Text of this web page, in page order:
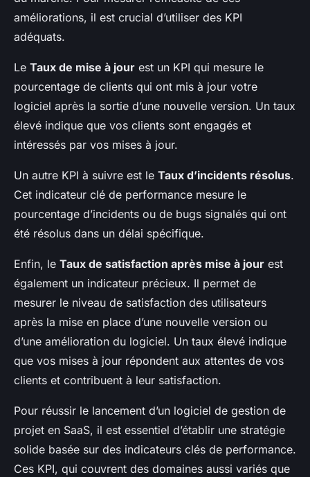
améliorations, il est crucial d’utiliser des KPI
adéquats.
Le Taux de mise à jour est un KPI qui mesure le
pourcentage de clients qui ont mis à jour votre
logiciel après la sortie d’une nouvelle version. Un taux
élevé indique que vos clients sont engagés et
intéressés par vos mises à jour.
Un autre KPI à suivre est le Taux d’incidents résolus.
Cet indicateur clé de performance mesure le
pourcentage d’incidents ou de bugs signalés qui ont
été résolus dans un délai spécifique.
Enfin, le Taux de satisfaction après mise à jour est
également un indicateur précieux. Il permet de
mesurer le niveau de satisfaction des utilisateurs
après la mise en place d’une nouvelle version ou
d’une amélioration du logiciel. Un taux élevé indique
que vos mises à jour répondent aux attentes de vos
clients et contribuent à leur satisfaction.
Pour réussir le lancement d’un logiciel de gestion de
projet en SaaS, il est essentiel d’établir une stratégie
solide basée sur des indicateurs clés de performance.
Ces KPI, qui couvrent des domaines aussi variés que